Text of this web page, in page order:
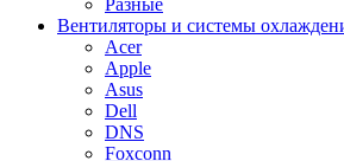
Вентиляторы и системы
Acer
Apple
Asus
Dell
DNS
Foxconn